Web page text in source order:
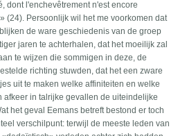
dont l'enchevêtrement n'est encore
(24). Persoonlijk wil het me voorkomen dat
de ware geschiedenis van de groep
jaren te achterhalen, dat het moeilijk zal
te wijzen die sommigen in deze, de
richting stuwden, dat het een zware
uit te maken welke affiniteiten en welke
afkeer in talrijke gevallen de uiteindelijke
het geval Eemans betreft bestond er toch
verschilpunt: terwijl de meeste leden van